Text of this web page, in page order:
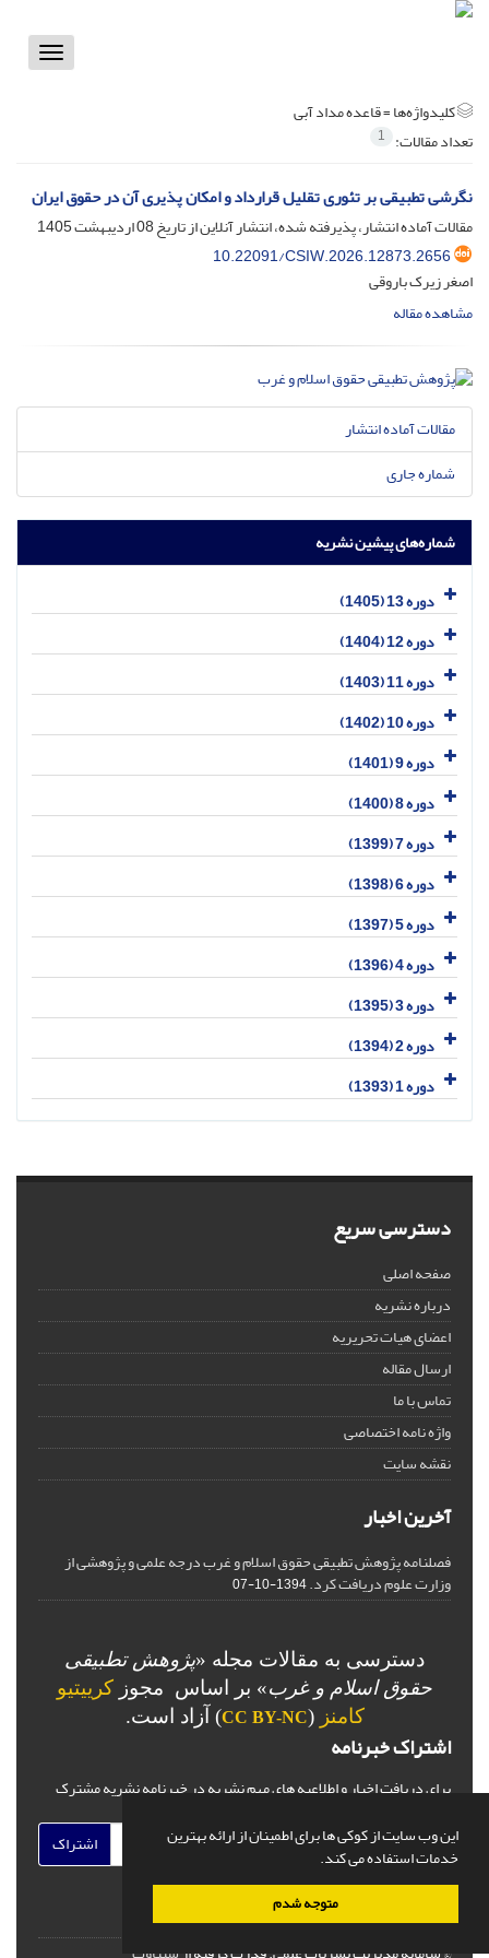
این وب سایت از کوکی ها برای اطمینان از ارائه بهترین
خدمات استفاده می کند.
متوجه شدم
Toggle
کلیدواژه‌ها =قاعده مداد آبی
تعداد مقالات: 1
نگرشی تطبیقی بر تئوری تقلیل قرارداد و امکان پذیری آن در حقوق ایران
مقالات آماده انتشار، پذیرفته شده، انتشار آنلاین از تاریخ08 اردیبهشت 1405
10.22091/CSIW.2026.12873.2656
اصغر زیرک باروقی
مشاهده مقاله
مقالات آماده انتشار
شماره جاری
شماره‌های پیشین نشریه
دوره 13 (1405)
دوره 12 (1404)
دوره 11 (1403)
دوره 10 (1402)
دوره 9 (1401)
دوره 8 (1400)
دوره 7 (1399)
دوره 6 (1398)
دوره 5 (1397)
دوره 4 (1396)
دوره 3 (1395)
دوره 2 (1394)
دوره 1 (1393)
دسترسی سریع
صفحه اصلی
درباره نشریه
اعضای هیات تحریریه
ارسال مقاله
تماس با ما
واژه نامه اختصاصی
نقشه سایت
آخرین اخبار
فصلنامه پژوهش تطبیقی حقوق اسلام و غرب درجه علمی و پژوهشی از
وزارت علوم دریافت کرد.1394-10-07
دسترسی به مقالات مجله «پژوهش تطبیقی
حقوق اسلام و غرب» بر اساس مجوز کرییتیو
کامنز (
CC BY-NC) آزاد است.
اشتراک خبرنامه
برای دریافت اخبار و اطلاعیه های مهم نشریه در خبرنامه نشریه مشترک
اشتراک